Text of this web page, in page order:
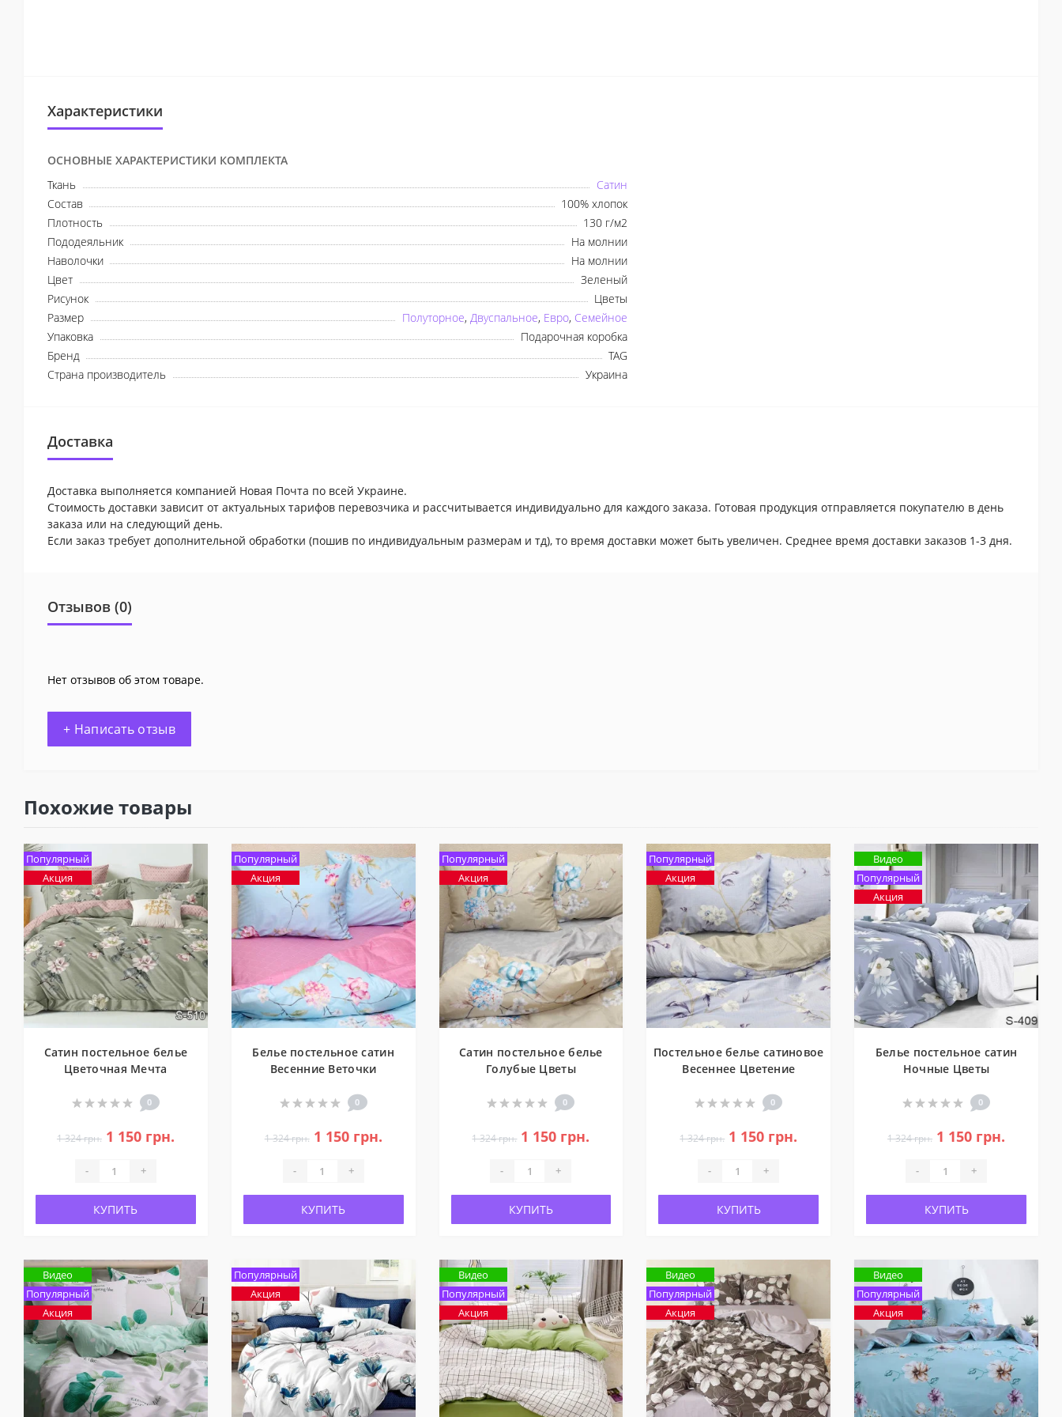
Оберіть мову
Українська Русский
Характеристики
ОСНОВНЫЕ ХАРАКТЕРИСТИКИ КОМПЛЕКТА
Ткань
Сатин
Состав
100% хлопок
Плотность
130 г/м2
Пододеяльник
На молнии
Наволочки
На молнии
Цвет
Зеленый
Рисунок
Цветы
Размер
Полуторное,Двуспальное, Евро, Семейное
Упаковка
Подарочная коробка
Бренд
TAG
Страна производитель
Украина
Доставка
Доставка выполняется компанией Новая Почта по всей Украине.
Стоимость доставки зависит от актуальных тарифов перевозчика и рассчитывается индивидуально для каждого заказа. Готовая продукция отправляется покупателю в день
заказа или на следующий день.
Если заказ требует дополнительной обработки (пошив по индивидуальным размерам и тд), то время доставки может быть увеличен. Среднее время доставки заказов 1-3 дня.
Отзывов (0)
Нет отзывов об этом товаре.
+ Написать отзыв
Похожие товары
Популярный
Акция
Сатин постельное белье
Цветочная Мечта
0
1 324 грн. 1 150 грн.
- +
КУПИТЬ
Популярный
Акция
Белье постельное сатин
Весенние Веточки
0
1 324 грн. 1 150 грн.
- +
КУПИТЬ
Популярный
Акция
Сатин постельное белье
Голубые Цветы
0
1 324 грн. 1 150 грн.
- +
КУПИТЬ
Популярный
Акция
Постельное белье сатиновое
Весеннее Цветение
0
1 324 грн. 1 150 грн.
- +
КУПИТЬ
Видео
Популярный
Акция
Белье постельное сатин
Ночные Цветы
0
1 324 грн. 1 150 грн.
- +
КУПИТЬ
Видео
Популярный
Акция
Популярный
Акция
Видео
Популярный
Акция
Видео
Популярный
Акция
Видео
Популярный
Акция